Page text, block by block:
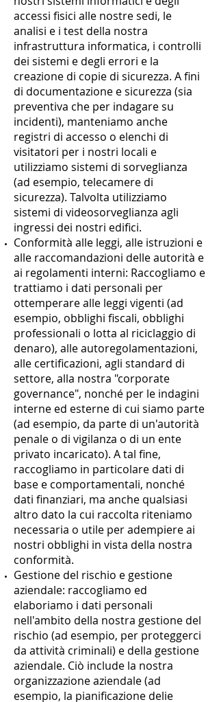
accessi fisici alle nostre sedi, le
analisi e i test della nostra
infrastruttura informatica, i controlli
dei sistemi e degli errori e la
creazione di copie di sicurezza. A fini
di documentazione e sicurezza (sia
preventiva che per indagare su
incidenti), manteniamo anche
registri di accesso o elenchi di
visitatori per i nostri locali e
utilizziamo sistemi di sorveglianza
(ad esempio, telecamere di
sicurezza). Talvolta utilizziamo
sistemi di videosorveglianza agli
ingressi dei nostri edifici.
Conformità alle leggi, alle istruzioni e
alle raccomandazioni delle autorità e
ai regolamenti interni: Raccogliamo e
trattiamo i dati personali per
ottemperare alle leggi vigenti (ad
esempio, obblighi fiscali, obblighi
professionali o lotta al riciclaggio di
denaro), alle autoregolamentazioni,
alle certificazioni, agli standard di
settore, alla nostra "corporate
governance", nonché per le indagini
interne ed esterne di cui siamo parte
(ad esempio, da parte di un'autorità
penale o di vigilanza o di un ente
privato incaricato). A tal fine,
raccogliamo in particolare dati di
base e comportamentali, nonché
dati finanziari, ma anche qualsiasi
altro dato la cui raccolta riteniamo
necessaria o utile per adempiere ai
nostri obblighi in vista della nostra
conformità.
Gestione del rischio e gestione
aziendale: raccogliamo ed
elaboriamo i dati personali
nell'ambito della nostra gestione del
rischio (ad esempio, per proteggerci
da attività criminali) e della gestione
aziendale. Ciò include la nostra
organizzazione aziendale (ad
esempio, la pianificazione delie